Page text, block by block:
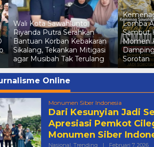
Wali Kota Sawahlunto
Riyanda Putra Serahkan
Bantuan Korban Kebakaran
Sikalang, Tekankan Mitigasi
agar Musibah Tak Terulang
Lomba
Sambut
Momen
Sorotan
Online
Monumen Siber Indonesia
Dari Kesunyian Jadi
Apresiasi Pemkot
Monumen Siber
Nasional, Trending | Februari 7, 2026